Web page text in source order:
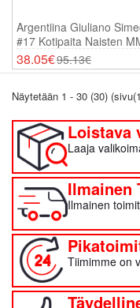
Argentiina Giuliano
#17 Kotipaita Naisten
Kisat 2026 Lyhythihainen
38.05€95.13€
Näytetään 1 - 30 (30)
Loistava
Laaja
Ilmainen
Ilmainen
Tiimimme on